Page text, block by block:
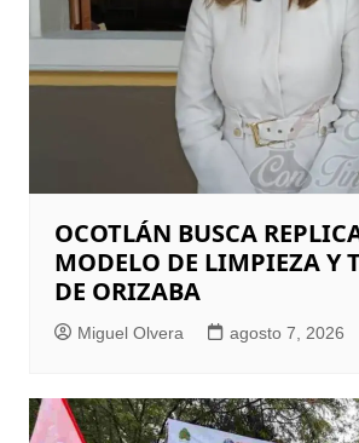
OCOTLÁN BUSCA
MODELO DE LIMPIEZA Y
DE ORIZABA
Miguel Olvera agosto 7, 2026